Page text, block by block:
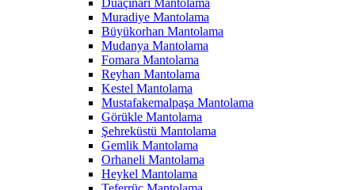
Duaçınarı Mantolama
Muradiye Mantolama
Büyükorhan Mantolama
Mudanya Mantolama
Fomara Mantolama
Reyhan Mantolama
Kestel Mantolama
Mustafakemalpaşa Mantolama
Görükle Mantolama
Şehreküstü Mantolama
Gemlik Mantolama
Orhaneli Mantolama
Heykel Mantolama